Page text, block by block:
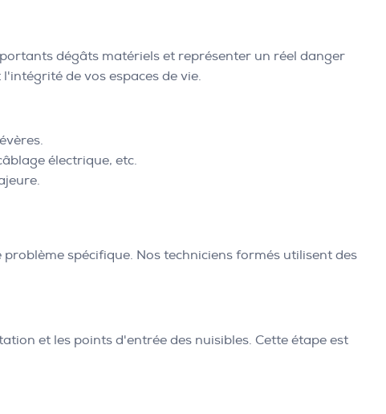
dégâts matériels et représenter un réel danger
de vos espaces de vie.
électrique, etc.
spécifique. Nos techniciens formés utilisent des
et les points d'entrée des nuisibles. Cette étape est